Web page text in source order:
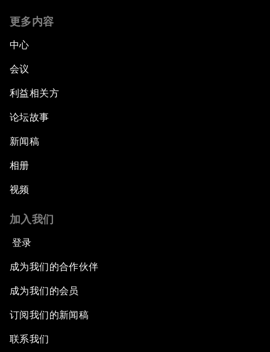
更多内容
中心
会议
利益相关方
论坛故事
新闻稿
相册
视频
加入我们
登录
成为我们的合作伙伴
成为我们的会员
订阅我们的新闻稿
联系我们